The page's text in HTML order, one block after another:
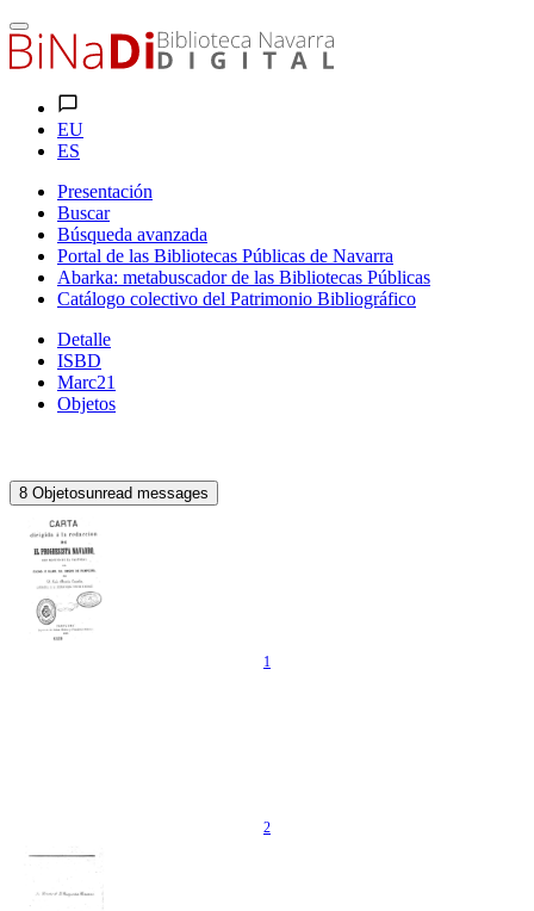
EU
ES
Presentación
Buscar
Búsqueda avanzada
Portal de las Bibliotecas Públicas de Navarra
Abarka: metabuscador de las Bibliotecas Públicas
Catálogo colectivo del Patrimonio Bibliográfico
Detalle
ISBD
Marc21
Objetos
8 Objetosunread messages
1
2